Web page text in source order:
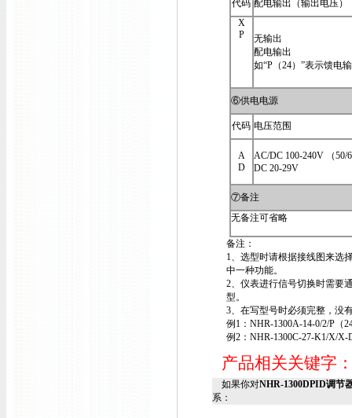
代码 配电输出（输出电压）
X
P
无输出
配电输出
如“P（24）”表示馈电
⑥供电电源
代码 电压范围
A
D
AC/DC 100-240V （50/
DC 20-29V
⑦备注
无备注可省略
备注：
1、选型时请根据接线图来选
中一种功能。
2、仪表进行信号切换时需要
型。
3、在写型号时必须完整，没
例1：NHR-1300A-14-0/2/P（
例2：NHR-1300C-27-K1/X/X-
产品相关关键字
如果你对NHR-1300DPID调节
系：